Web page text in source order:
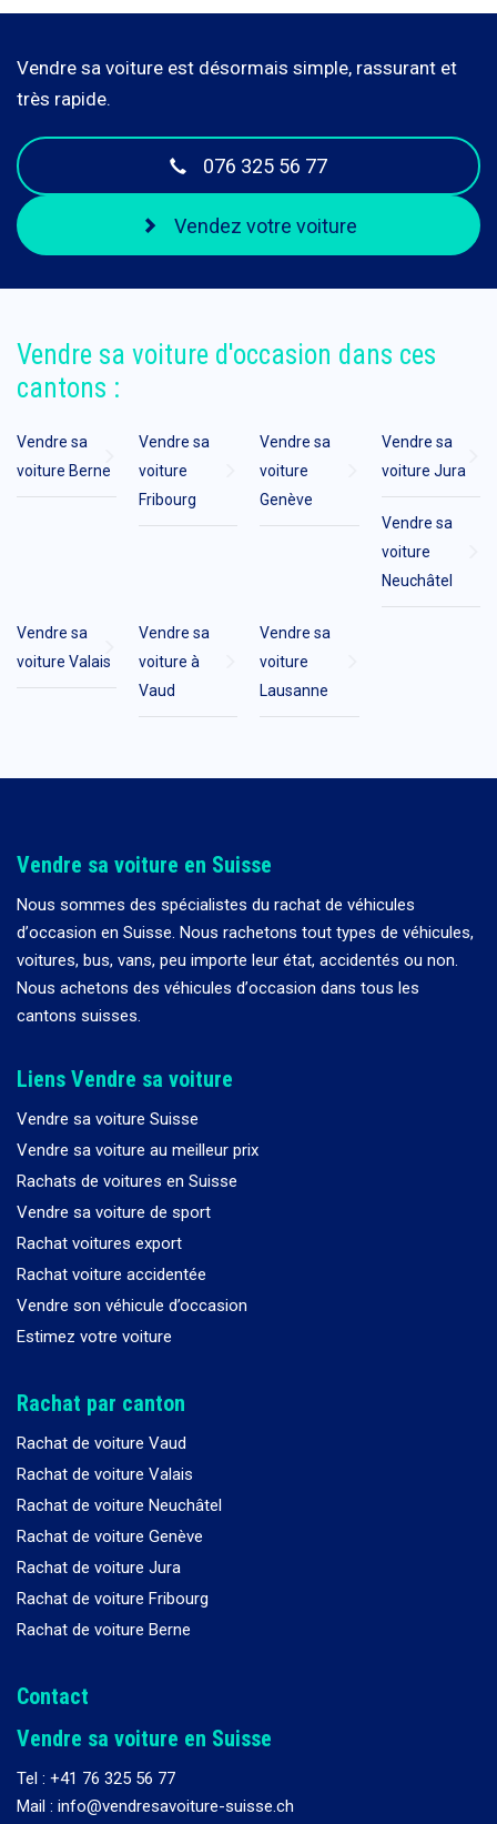
Vendre sa voiture est désormais simple, rassurant et
très rapide.
076 325 56 77
Vendez votre voiture
Vendre sa voiture d'occasion dans ces
cantons :
Vendre sa
voiture Berne
Vendre sa
voiture
Fribourg
Vendre sa
voiture
Genève
Vendre sa
voiture Jura
Vendre sa
voiture
Neuchâtel
Vendre sa
voiture Valais
Vendre sa
voiture à
Vaud
Vendre sa
voiture
Lausanne
Vendre sa voiture en Suisse
Nous sommes des spécialistes du rachat de véhicules
d’occasion en Suisse. Nous rachetons tout types de véhicules,
voitures, bus, vans, peu importe leur état, accidentés ou non.
Nous achetons des véhicules d’occasion dans tous les
cantons suisses.
Liens Vendre sa voiture
Vendre sa voiture Suisse
Vendre sa voiture au meilleur prix
Rachats de voitures en Suisse
Vendre sa voiture de sport
Rachat voitures export
Rachat voiture accidentée
Vendre son véhicule d’occasion
Estimez votre voiture
Rachat par canton
Rachat de voiture Vaud
Rachat de voiture Valais
Rachat de voiture Neuchâtel
Rachat de voiture Genève
Rachat de voiture Jura
Rachat de voiture Fribourg
Rachat de voiture Berne
Contact
Vendre sa voiture en Suisse
Tel : +41 76 325 56 77
Mail : info@vendresavoiture-suisse.ch